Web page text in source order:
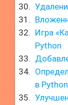
Игра
Python
в Python